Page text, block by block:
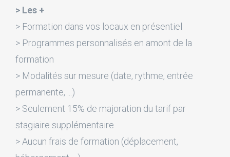
> Les +
> Formation dans vos locaux en présentiel
> Programmes personnalisés en amont de la
formation
> Modalités sur mesure (date, rythme, entrée
permanente, ...)
> Seulement 15% de majoration du tarif par
stagiaire supplémentaire
> Aucun frais de formation (déplacement,